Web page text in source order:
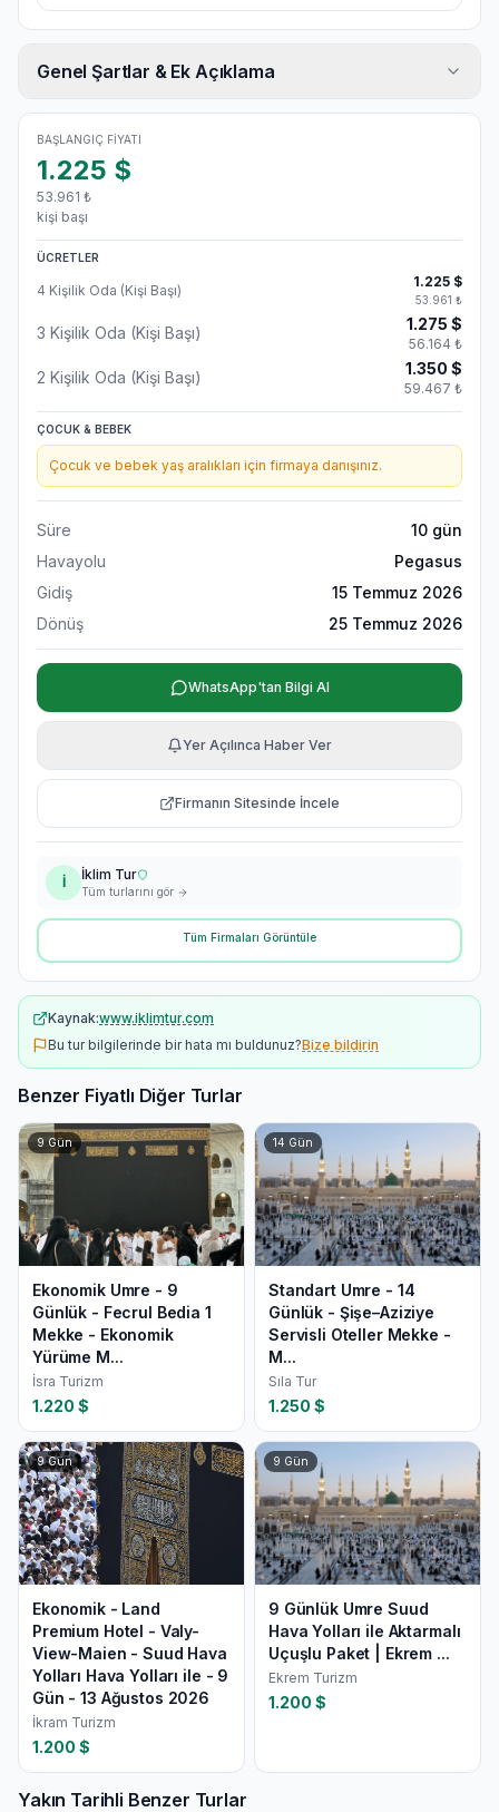
Genel Şartlar & Ek Açıklama
BAŞLANGIÇ FIYATI
1.225 $
53.961 ₺
kişi başı
ÜCRETLER
4 Kişilik Oda (Kişi Başı)
1.225 $
53.961 ₺
3 Kişilik Oda (Kişi Başı) 1.275 $
56.164 ₺
2 Kişilik Oda (Kişi Başı) 1.350 $
59.467 ₺
ÇOCUK & BEBEK
Çocuk ve bebek yaş aralıkları için firmaya danışınız.
Süre 10 gün
Havayolu
Pegasus
Gidiş
15 Temmuz 2026
Dönüş
25 Temmuz 2026
WhatsApp'tan Bilgi Al
Yer Açılınca Haber Ver
Firmanın Sitesinde İncele
İ İklim Tur
Tüm turlarını gör
Tüm Firmaları Görüntüle
Kaynak:www.iklimtur.com
Bu tur bilgilerinde bir hata mı buldunuz?Bize bildirin
Benzer Fiyatlı Diğer Turlar
9Gün
Ekonomik Umre - 9
Günlük - Fecrul Bedia 1
Mekke - Ekonomik
Yürüme M...
İsra Turizm
1.220 $
14 Gün
Standart Umre - 14
Günlük - Şişe–Aziziye
Servisli Oteller Mekke -
M...
Sıla Tur
1.250 $
9Gün
Ekonomik - Land
Premium Hotel - Valy-
View-Maien - Suud Hava
Yolları Hava Yolları ile - 9
Gün - 13 Ağustos 2026
İkram Turizm
1.200 $
9 Gün
9 Günlük Umre Suud
Hava Yolları ile Aktarmalı
Uçuşlu Paket | Ekrem ...
Ekrem Turizm
1.200 $
Yakın Tarihli Benzer Turlar